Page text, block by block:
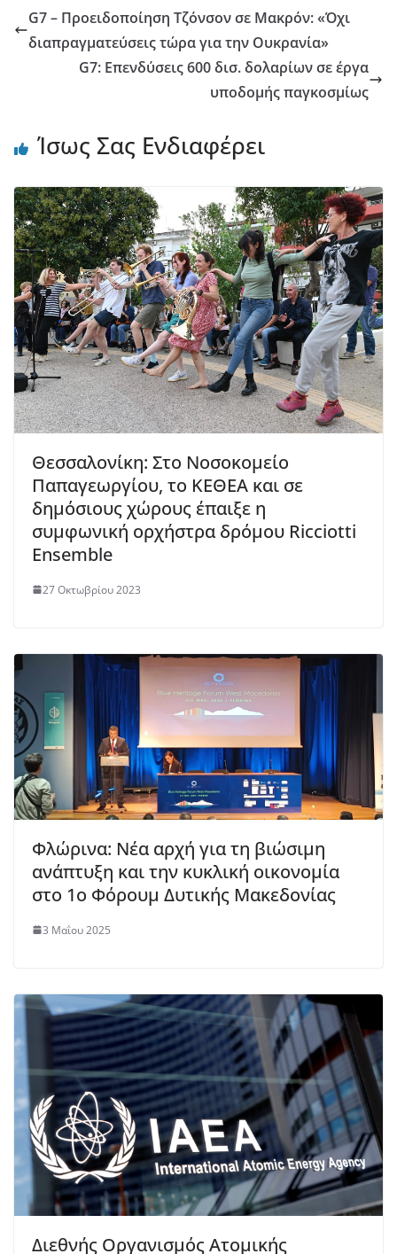
G7 – Προειδοποίηση Τζόνσον σε Μακρόν: «Όχι
διαπραγματεύσεις τώρα για την Ουκρανία»
G7: Επενδύσεις 600 δισ. δολαρίων σε έργα
υποδομής παγκοσμίως
Ίσως Σας Ενδιαφέρει
Θεσσαλονίκη: Στο Νοσοκομείο
Παπαγεωργίου, το ΚΕΘΕΑ και σε
δημόσιους χώρους έπαιξε η
συμφωνική ορχήστρα δρόμου Ricciotti
Εnsemble
27 Οκτωβρίου 2023
Φλώρινα: Νέα αρχή για τη βιώσιμη
ανάπτυξη και την κυκλική οικονομία
στο 1ο Φόρουμ Δυτικής Μακεδονίας
3 Μαΐου 2025
Διεθνής Οργανισμός Ατομικής